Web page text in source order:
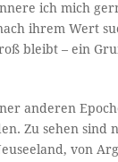
ich mich
ihrem Wert
bleibt – ein
anderen
Zu sehen
von